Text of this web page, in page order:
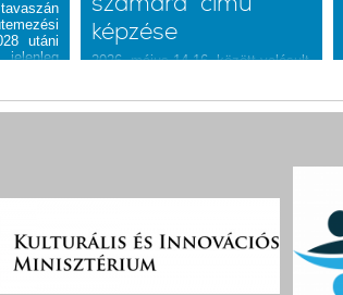
utáni
jelenleg
el
új
képzése
2026. május 14-16. között valósult
óvodapedagógusok, tanítók,